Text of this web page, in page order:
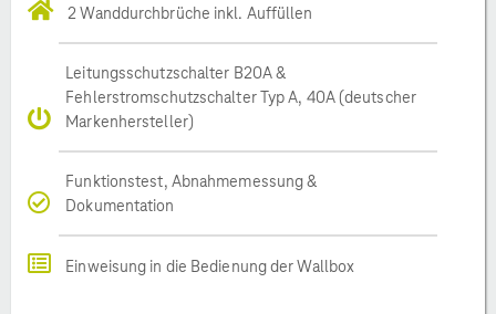
2 Wanddurchbrüche inkl. Auffüllen
Leitungsschutzschalter B20A &
Fehlerstromschutzschalter Typ A, 40A (deutscher
Markenhersteller)
Funktionstest, Abnahmemessung &
Dokumentation
Einweisung in die Bedienung der Wallbox